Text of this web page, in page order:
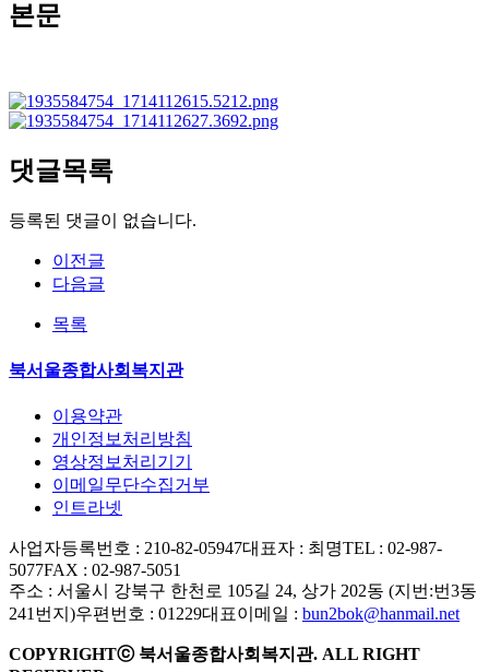
본문
댓글목록
등록된 댓글이 없습니다.
이전글
다음글
목록
북서울종합사회복지관
이용약관
개인정보처리방침
영상정보처리기기
이메일무단수집거부
인트라넷
사업자등록번호 : 210-82-05947대표자 : 최명TEL : 02-987-
5077FAX : 02-987-5051
주소 : 서울시 강북구 한천로 105길 24, 상가 202동 (지번:번3동
241번지)우편번호 : 01229대표이메일 : bun2bok@hanmail.net
COPYRIGHTⓒ 북서울종합사회복지관. ALL RIGHT